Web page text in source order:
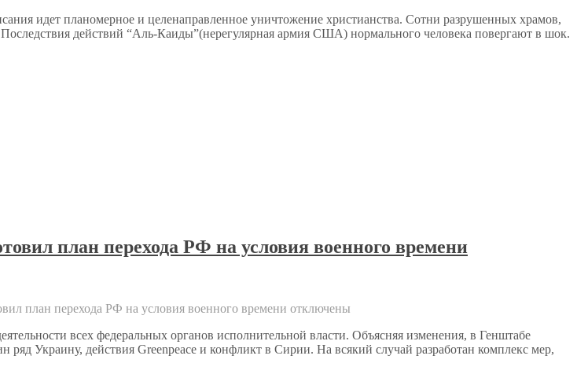
идет планомерное и целенаправленное уничтожение христианства. Сотни разрушенных храмов,
действий “Аль-Каиды”(нерегулярная армия США) нормального человека повергают в шок.
план перехода РФ на условия военного времени
план перехода РФ на условия военного времени отключены
всех федеральных органов исполнительной власти. Объясняя изменения, в Генштабе
Украину, действия Greenpeace и конфликт в Сирии. На всякий случай разработан комплекс мер,